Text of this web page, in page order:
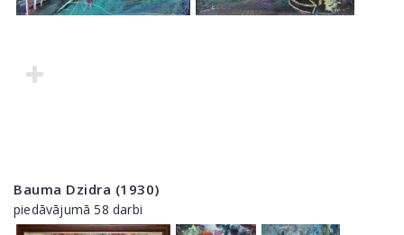
Bauma Dzidra (1930)
piedāvājumā 58 darbi